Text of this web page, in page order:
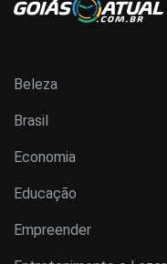
Beleza
Brasil
Economia
Educação
Empreender